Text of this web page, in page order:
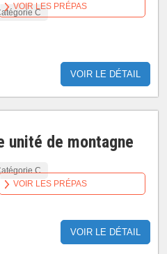
C
VOIR LE DÉTAIL
VOIR LES PRÉPAS
unité de montagne
C
VOIR LE DÉTAIL
VOIR LES PRÉPAS